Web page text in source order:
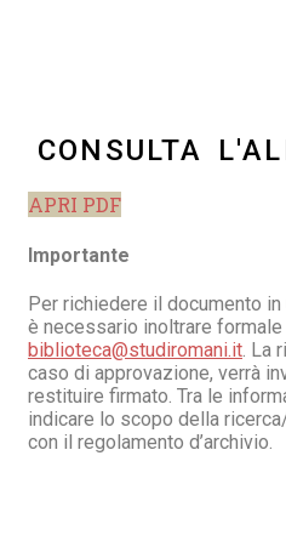
CONSULTA
APRI PDF
Importante
Per richiedere il documento
è necessario inoltrare
biblioteca@studiromani.it. La
caso di approvazione, verrà
restituire firmato. Tra le
indicare lo scopo della
con il regolamento d’archivio.